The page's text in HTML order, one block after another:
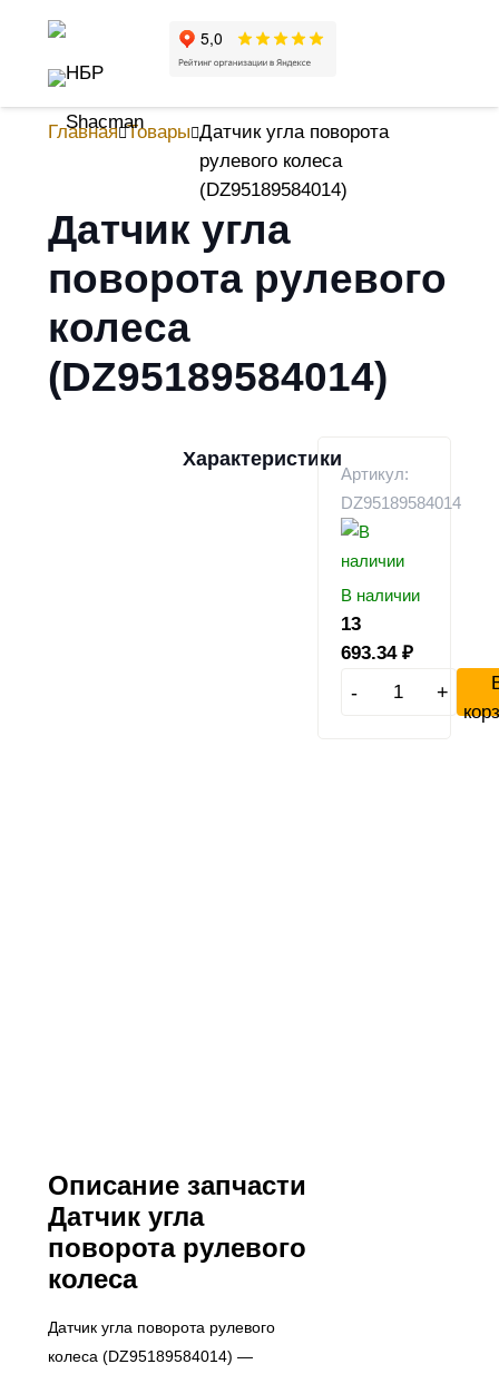
Главная Товары Датчик угла поворота
рулевого колеса
(DZ95189584014)
Датчик угла
поворота рулевого
колеса
(DZ95189584014)
Характеристики
Артикул:
DZ95189584014
В наличии
13
693.34 ₽
- +
Описание запчасти
Датчик угла
поворота рулевого
колеса
Датчик угла поворота рулевого
колеса (DZ95189584014) —